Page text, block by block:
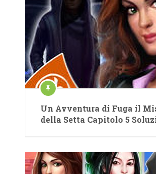
Un Avventura di Fuga il
della Setta Capitolo 5